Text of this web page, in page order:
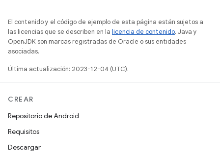
El contenido y el código de ejemplo de esta página están sujetos a
las licencias que se describen en la licencia de contenido. Java y
OpenJDK son marcas registradas de Oracle o sus entidades
asociadas.
Última actualización: 2023-12-04 (UTC).
CREAR
Repositorio de Android
Requisitos
Descargar